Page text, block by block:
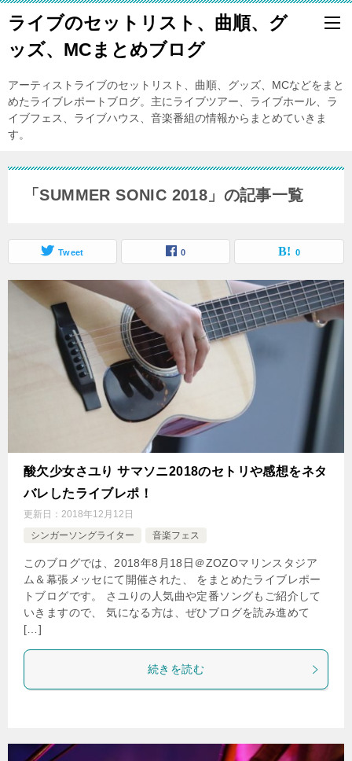
ライブのセットリスト、曲順、グ
ッズ、MCまとめブログ
アーティストライブのセットリスト、曲順、グッズ、MCなどをまと
めたライブレポートブログ。主にライブツアー、ライブホール、ラ
イブフェス、ライブハウス、音楽番組の情報からまとめていきま
す。
「SUMMER SONIC 2018」の記事一覧
Tweet 0 0
酸欠少女さユり サマソニ2018のセトリや感想をネタ
バレしたライブレポ！
更新日： 2018年12月12日
シンガーソングライター
音楽フェス
このブログでは、2018年8月18日＠ZOZOマリンスタジア
ム＆幕張メッセにて開催された、 をまとめたライブレポー
トブログです。 さユりの人気曲や定番ソングもご紹介して
いきますので、 気になる方は、ぜひブログを読み進めて
[…]
続きを読む